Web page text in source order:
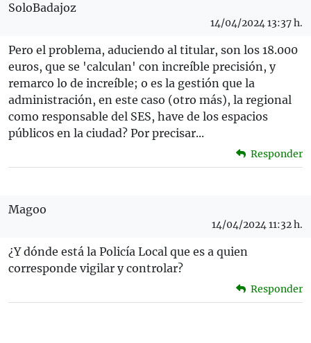
SoloBadajoz
14/04/2024 13:37 h.
Pero el problema, aduciendo al titular, son los 18.000
euros, que se 'calculan' con increíble precisión, y
remarco lo de increíble; o es la gestión que la
administración, en este caso (otro más), la regional
como responsable del SES, have de los espacios
públicos en la ciudad? Por precisar...
Responder
Magoo
14/04/2024 11:32 h.
¿Y dónde está la Policía Local que es a quien
corresponde vigilar y controlar?
Responder